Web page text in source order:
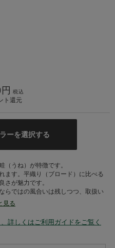
円 税込
ト還元
ーを選択する
（うね）が特徴です。
ます。平織り（ブロード）に比べる
さが魅力です。
らではの風合いは残しつつ、取扱い
に簡単です。
ラーの一つ。
イスタイルで第一ボタンをはずし
定番で使える優秀なアイテムです。
見る
詳しくはご利用ガイドをご覧く